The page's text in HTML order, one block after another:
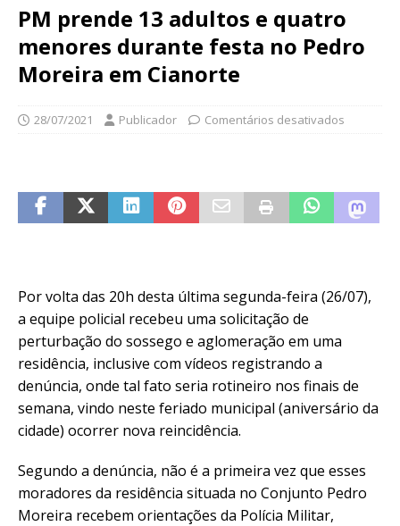
PM prende 13 adultos e quatro
menores durante festa no Pedro
Moreira em Cianorte
28/07/2021 Publicador Comentários desativados
Por volta das 20h desta última segunda-feira (26/07),
a equipe policial recebeu uma solicitação de
perturbação do sossego e aglomeração em uma
residência, inclusive com vídeos registrando a
denúncia, onde tal fato seria rotineiro nos finais de
semana, vindo neste feriado municipal (aniversário da
cidade) ocorrer nova reincidência.
Segundo a denúncia, não é a primeira vez que esses
moradores da residência situada no Conjunto Pedro
Moreira recebem orientações da Polícia Militar,